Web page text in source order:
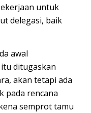
untuk
delegasi, baik
awal
ditugaskan
akan tetapi ada
pada rencana
semprot tamu